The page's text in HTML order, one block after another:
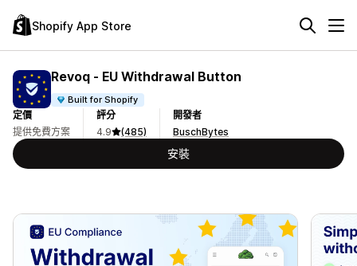
Shopify App Store
Revoq ‑ EU Withdrawal Button
Built for Shopify
定價
提供免費方案
評分
4.9
(485)
開發者
BuschBytes
安裝